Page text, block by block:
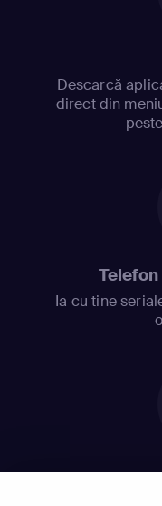
Descarcă
direct din
Ia cu tine